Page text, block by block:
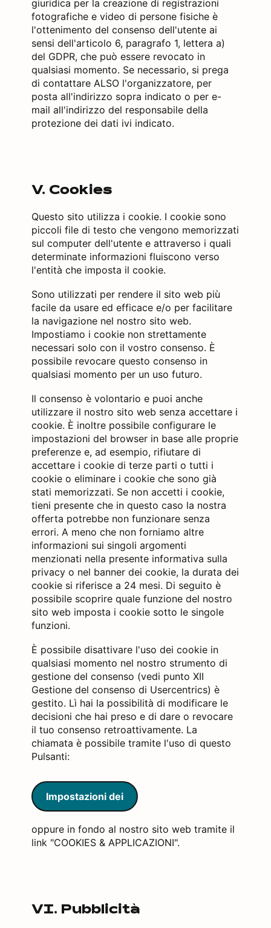
giuridica per la creazione di registrazioni
fotografiche e video di persone fisiche è
l'ottenimento del consenso dell'utente ai
sensi dell'articolo 6, paragrafo 1, lettera a)
del GDPR, che può essere revocato in
qualsiasi momento. Se necessario, si prega
di contattare ALSO l'organizzatore, per
posta all'indirizzo sopra indicato o per e-
mail all'indirizzo del responsabile della
protezione dei dati ivi indicato.
V. Cookies
Questo sito utilizza i cookie. I cookie sono
piccoli file di testo che vengono memorizzati
sul computer dell'utente e attraverso i quali
determinate informazioni fluiscono verso
l'entità che imposta il cookie.
Sono utilizzati per rendere il sito web più
facile da usare ed efficace e/o per facilitare
la navigazione nel nostro sito web.
Impostiamo i cookie non strettamente
necessari solo con il vostro consenso. È
possibile revocare questo consenso in
qualsiasi momento per un uso futuro.
Il consenso è volontario e puoi anche
utilizzare il nostro sito web senza accettare i
cookie. È inoltre possibile configurare le
impostazioni del browser in base alle proprie
preferenze e, ad esempio, rifiutare di
accettare i cookie di terze parti o tutti i
cookie o eliminare i cookie che sono già
stati memorizzati. Se non accetti i cookie,
tieni presente che in questo caso la nostra
offerta potrebbe non funzionare senza
errori. A meno che non forniamo altre
informazioni sui singoli argomenti
menzionati nella presente informativa sulla
privacy o nel banner dei cookie, la durata dei
cookie si riferisce a 24 mesi. Di seguito è
possibile scoprire quale funzione del nostro
sito web imposta i cookie sotto le singole
funzioni.
È possibile disattivare l'uso dei cookie in
qualsiasi momento nel nostro strumento di
gestione del consenso (vedi punto XII
Gestione del consenso di Usercentrics) è
gestito. Lì hai la possibilità di modificare le
decisioni che hai preso e di dare o revocare
il tuo consenso retroattivamente. La
chiamata è possibile tramite l'uso di questo
Pulsanti:
Impostazioni dei
oppure in fondo al nostro sito web tramite il
link "COOKIES & APPLICAZIONI".
VI. Pubblicità